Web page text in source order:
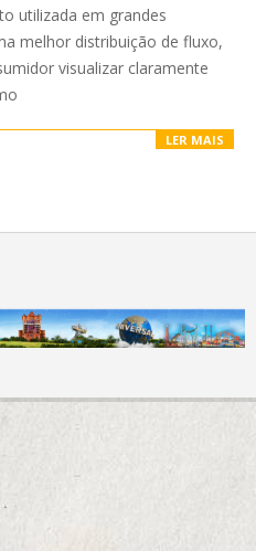
utilizada em grandes
melhor distribuição de fluxo,
visualizar claramente
LER MAIS